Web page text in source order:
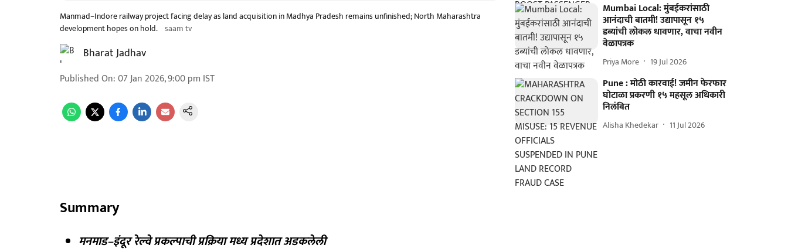
Manmad–Indore railway project facing delay as land acquisition in Madhya Pradesh remains unfinished; North Maharashtra
development hopes on hold. saam tv
Bharat Jadhav
Published On:07 Jan 2026, 9:00 pm IST
Summary
मनमाड–इंदूर रेल्वे प्रकल्पाची प्रक्रिया मध्य प्रदेशात अडकलेली
Mumbai Local: मुंबईकरांसाठी
आनंदाची बातमी! उद्यापासून १५
डब्यांची लोकल धावणार, वाचा नवीन
वेळापत्रक
Priya More 19 Jul 2026
Pune : मोठी कारवाई! जमीन फेरफार
घोटाळा प्रकरणी १५ महसूल अधिकारी
निलंबित
Alisha Khedekar 11 Jul 2026